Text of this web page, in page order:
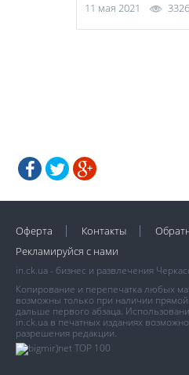
11 мая 2021
Оферта Контакты
Рекламируйся с нами
in.ck.ua - бизнес и развлечения
Копирование и перепечатка любых
возможны только при наличии
дальше первого абзаца.
in.ck.ua в печатных изданиях
разрешения редакции.